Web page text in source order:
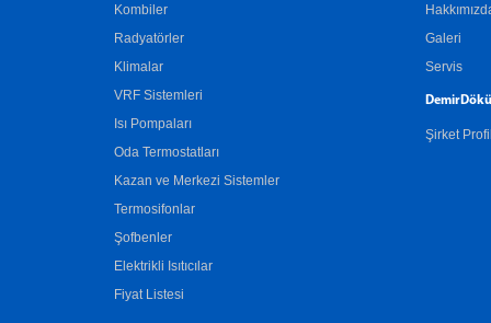
Kombiler
Radyatörler
Klimalar
VRF Sistemleri
Isı Pompaları
Oda Termostatları
Kazan ve Merkezi Sistemler
Termosifonlar
Şofbenler
Elektrikli Isıtıcılar
Fiyat Listesi
Galeri
Servis
Şirket